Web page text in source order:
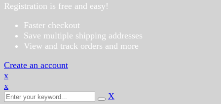
Registration is free and easy!
Faster checkout
Save multiple shipping addresses
View and track orders and more
Create an account
x
x
X